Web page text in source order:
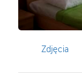
Zdjęcia